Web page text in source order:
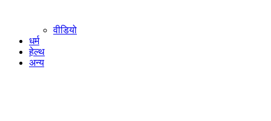
वीडियो
धर्म
हेल्थ
अन्य